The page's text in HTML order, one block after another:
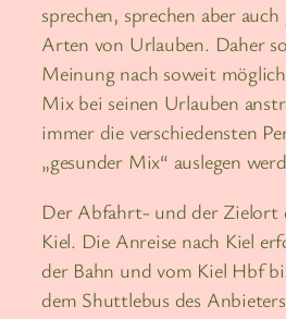
sprechen, sprechen aber auch
Arten von Urlauben. Daher
Meinung nach soweit
Mix bei seinen Urlauben
immer die verschiedensten
„gesunder Mix“ auslegen
Der Abfahrt- und der Zielort
Kiel. Die Anreise nach Kiel
der Bahn und vom Kiel Hbf
dem Shuttlebus des